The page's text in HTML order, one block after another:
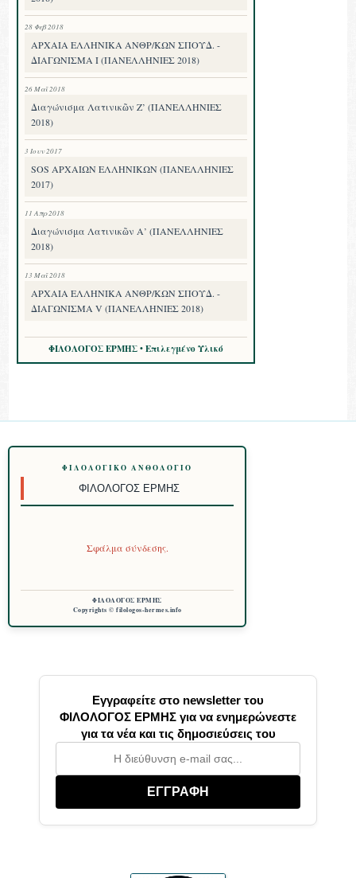
28 Φεβ 2018
ΑΡΧΑΙΑ ΕΛΛΗΝΙΚΑ ΑΝΘΡ/ΚΩΝ ΣΠΟΥΔ. -
ΔΙΑΓΩΝΙΣΜΑ I (ΠΑΝΕΛΛΗΝΙΕΣ 2018)
26 Μαΐ 2018
Διαγώνισμα Λατινικῶν Ζ’ (ΠΑΝΕΛΛΗΝΙΕΣ
2018)
3 Ιουν 2017
SOS ΑΡΧΑΙΩΝ ΕΛΛΗΝΙΚΩΝ (ΠΑΝΕΛΛΗΝΙΕΣ
2017)
11 Απρ 2018
Διαγώνισμα Λατινικῶν Α’ (ΠΑΝΕΛΛΗΝΙΕΣ
2018)
13 Μαΐ 2018
ΑΡΧΑΙΑ ΕΛΛΗΝΙΚΑ ΑΝΘΡ/ΚΩΝ ΣΠΟΥΔ. -
ΔΙΑΓΩΝΙΣΜΑ V (ΠΑΝΕΛΛΗΝΙΕΣ 2018)
ΦΙΛΟΛΟΓΟΣ ΕΡΜΗΣ • Επιλεγμένο Υλικό
ΦΙΛΟΛΟΓΙΚΌ ΑΝΘΟΛΌΓΙΟ
ΦΙΛΌΛΟΓΟΣ ΕΡΜΉΣ
Σφάλμα σύνδεσης.
ΦΙΛΟΛΟΓΟΣ ΕΡΜΗΣ
Copyrights © filologos-hermes.info
Εγγραφείτε στο newsletter του
ΦΙΛΟΛΟΓΟΣ ΕΡΜΗΣ για να ενημερώνεστε
για τα νέα και τις δημοσιεύσεις του
ΕΓΓΡΑΦΗ